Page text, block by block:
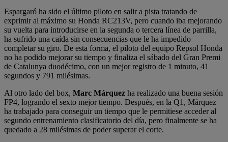
Espargaró ha sido el último piloto en salir a pista tratando de
exprimir al máximo su Honda RC213V, pero cuando iba mejorando
su vuelta para introducirse en la segunda o tercera línea de parrilla,
ha sufrido una caída sin consecuencias que le ha impedido
completar su giro. De esta forma, el piloto del equipo Repsol Honda
no ha podido mejorar su tiempo y finaliza el sábado del Gran Premi
de Catalunya duodécimo, con un mejor registro de 1 minuto, 41
segundos y 791 milésimas.
Al otro lado del box, Marc Márquez ha realizado una buena sesión
FP4, logrando el sexto mejor tiempo. Después, en la Q1, Márquez
ha trabajado para conseguir un tiempo que le permitiese acceder al
segundo entrenamiento clasificatorio del día, pero finalmente se ha
quedado a 28 milésimas de poder superar el corte.